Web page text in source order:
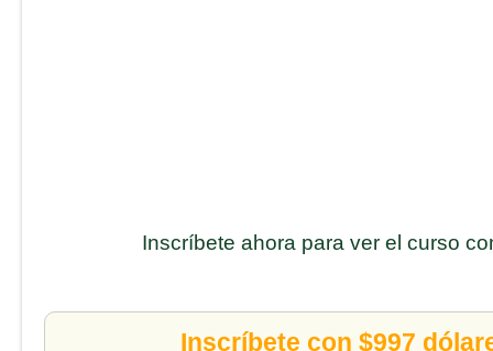
Inscríbete ahora para ver el curso
Inscríbete con $997